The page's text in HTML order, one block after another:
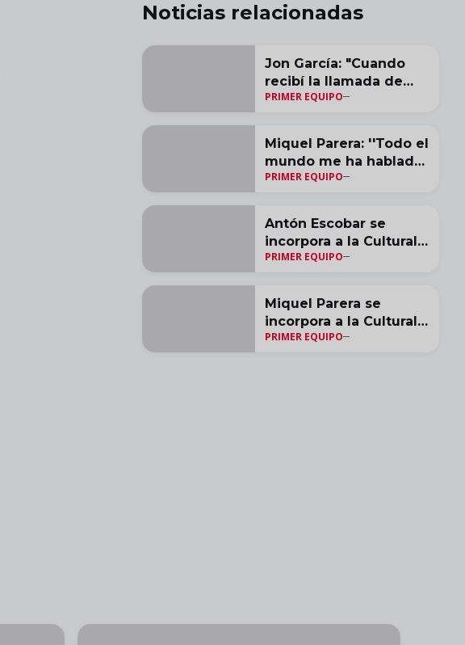
Noticias relacionadas
Jon García: "Cuando
recibí la llamada de
Asier y de la Cultural,
PRIMER EQUIPO
Miquel Parera: ''Todo el
mundo me ha hablado
maravillosamente del
la ciudad''
PRIMER EQUIPO
Antón Escobar se
incorpora a la Cultural y
Deportiva Leonesa
PRIMER EQUIPO
Miquel Parera se
incorpora a la Cultural y
Deportiva Leonesa
PRIMER EQUIPO